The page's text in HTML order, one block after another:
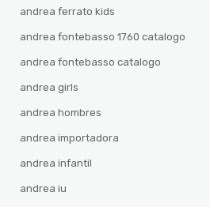
andrea ferrato kids
andrea fontebasso 1760 catalogo
andrea fontebasso catalogo
andrea girls
andrea hombres
andrea importadora
andrea infantil
andrea iu